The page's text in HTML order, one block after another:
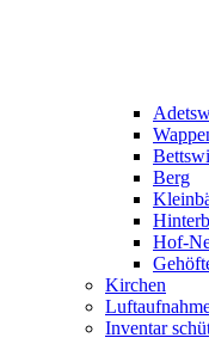
Berg
Hof-
Kirchen
Inventar